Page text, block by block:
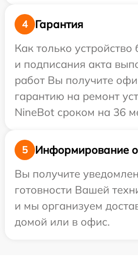
4
Гарантия
Как только устройство
и подписания акта
работ Вы получите
гарантию на ремонт
NineBot сроком на 36
5
Информирование о
Вы получите
готовности Вашей
и мы организуем
домой или в офис.